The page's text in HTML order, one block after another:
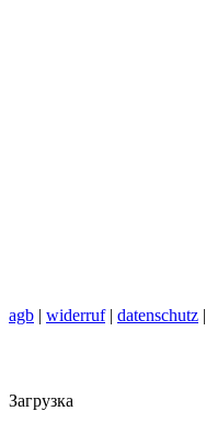
agb | widerruf| datenschutz |
Загрузка